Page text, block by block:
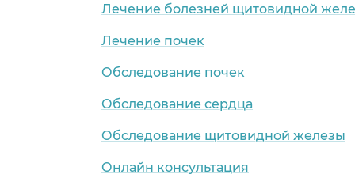
Лечение болезней щитовидной
Лечение почек
Обследование почек
Обследование сердца
Обследование щитовидной железы
Онлайн консультация